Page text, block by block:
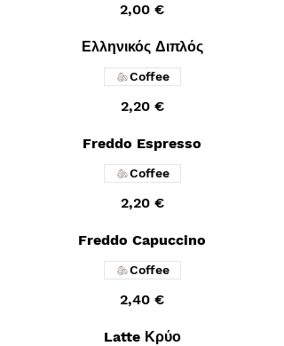
2,00 €
Ελληνικός Διπλός
2,20 €
Coffee
Freddo Espresso
2,20 €
Coffee
Freddo Capuccino
2,40 €
Coffee
Latte Κρύο